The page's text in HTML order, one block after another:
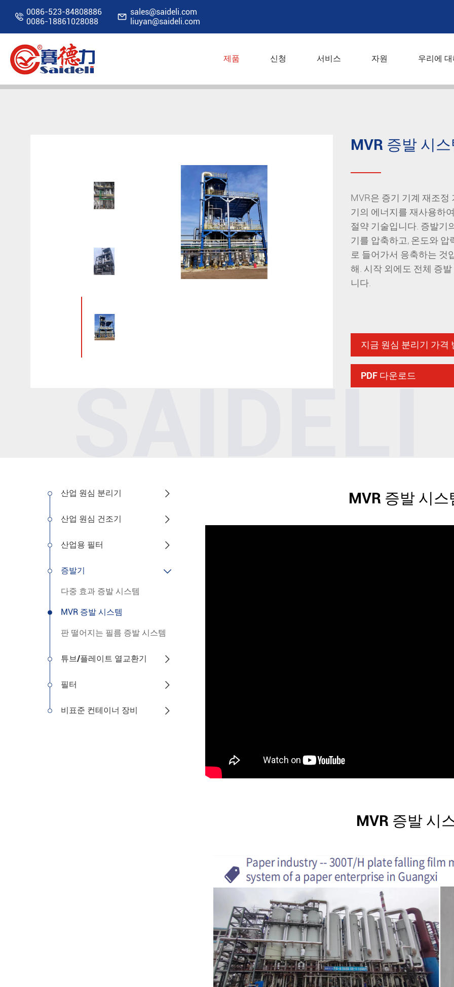
 0086-523-84808886
0086-18861028088
 sales@saideli.com
liuyan@saideli.com
제품 신청 서비스 자원 우리에 대
홈 제품 증발기
MVR 증발 시스
MVR은 증기 기계 재조정
기의 에너지를 재사용하
절약 기술입니다. 증발기
기를 압축하고, 온도와 압
로 들어가서 응축하는 것
해. 시작 외에도 전체 증
니다.
지금 원심 분리기 가격
PDF 다운로드
산업 원심 분리기 
산업 원심 건조기 
산업용 필터 
증발기 
다중 효과 증발 시스템
MVR 증발 시스템
판 떨어지는 필름 증발 시스템
튜브/플레이트 열교환기 
필터 
비표준 컨테이너 장비 
MVR 증발 시
MVR 증발 시